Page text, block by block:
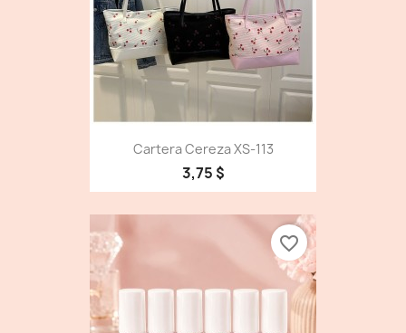
Cartera Cereza XS-113
3,75 $
favorite_border